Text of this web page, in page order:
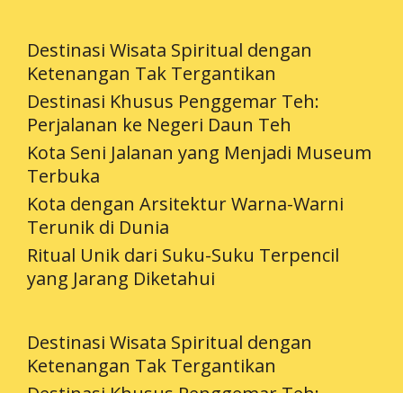
Destinasi Wisata Spiritual dengan
Ketenangan Tak Tergantikan
Destinasi Khusus Penggemar Teh:
Perjalanan ke Negeri Daun Teh
Kota Seni Jalanan yang Menjadi Museum
Terbuka
Kota dengan Arsitektur Warna-Warni
Terunik di Dunia
Ritual Unik dari Suku-Suku Terpencil
yang Jarang Diketahui
Destinasi Wisata Spiritual dengan
Ketenangan Tak Tergantikan